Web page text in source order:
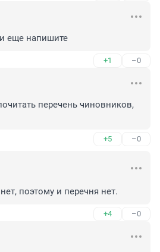
еще напишите
+1 –0
перечень чиновников,
+5 –0
поэтому и перечня нет.
+4 –0